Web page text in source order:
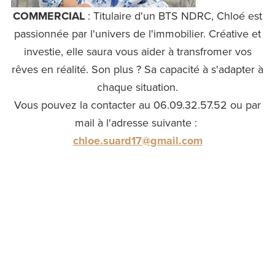
COMMERCIAL : Titulaire d'un BTS NDRC, Chloé est
passionnée par l'univers de l'immobilier. Créative et
investie, elle saura vous aider à transfromer vos
rêves en réalité. Son plus ? Sa capacité à s'adapter à
chaque situation.
Vous pouvez la contacter au 06.09.32.57.52 ou par
mail à l'adresse suivante :
chloe.suard17@gmail.com